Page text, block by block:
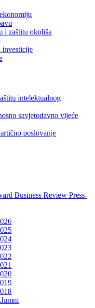
i zaštitu okoliša
investicije
intelektualnog
savjetodavno vijeće
poslovanje
Business Review Press-